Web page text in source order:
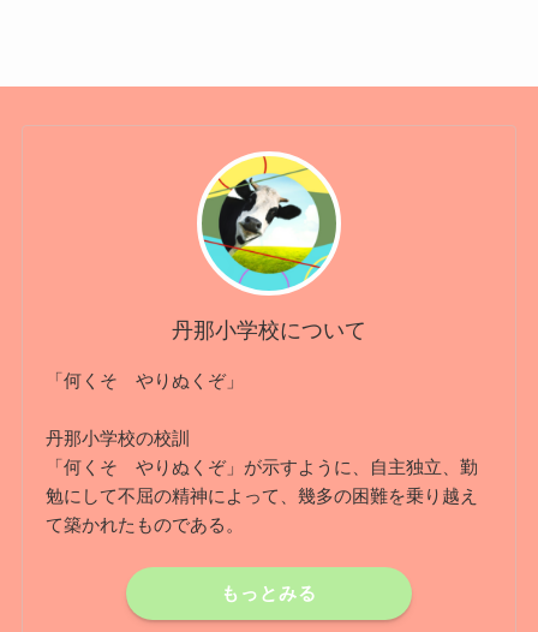
丹那小学校について
「何くそ やりぬくぞ」
丹那小学校の校訓
「何くそ やりぬくぞ」が示すように、自主独立、勤
勉にして不屈の精神によって、幾多の困難を乗り越え
て築かれたものである。
もっとみる